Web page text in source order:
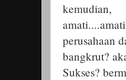
kemudian,
perusahaan
bangkrut?
Sukses?